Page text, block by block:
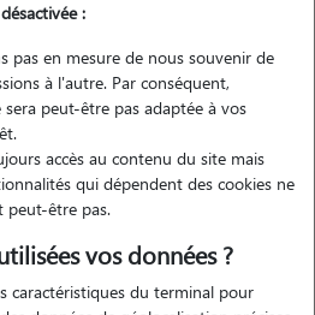
en Jura (39)
:
pas en mesure de nous souvenir de
à l'autre. Par conséquent,
sera peut-être pas adaptée à vos
accès au contenu du site mais
qui dépendent des cookies ne
peut-être pas.
vos données ?
caractéristiques du terminal pour